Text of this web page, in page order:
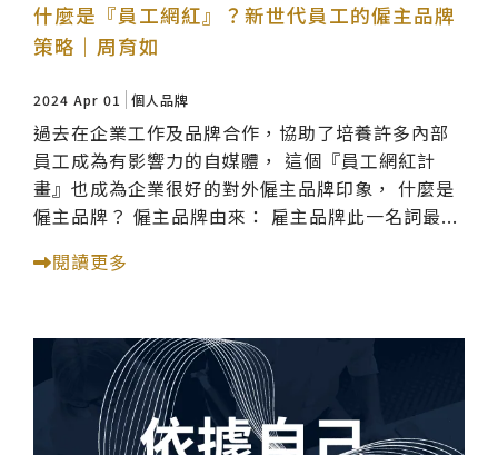
什麼是『員工網紅』？新世代員工的僱主品牌
策略｜周育如
2024 Apr 01 個人品牌
過去在企業工作及品牌合作，協助了培養許多內部
員工成為有影響力的自媒體， 這個『員工網紅計
畫』也成為企業很好的對外僱主品牌印象， 什麼是
僱主品牌？ 僱主品牌由來： 雇主品牌此一名詞最...
閱讀更多